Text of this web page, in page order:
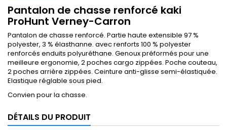
Pantalon de chasse renforcé kaki
ProHunt Verney-Carron
Pantalon de chasse renforcé. Partie haute extensible 97 %
polyester, 3 % élasthanne. avec renforts 100 % polyester
renforcés enduits polyuréthane. Genoux préformés pour une
meilleure ergonomie, 2 poches cargo zippées. Poche couteau,
2 poches arrière zippées. Ceinture anti-glisse semi-élastiquée.
Elastique réglable sous pied.
Convien pour la chasse.
DÉTAILS DU PRODUIT